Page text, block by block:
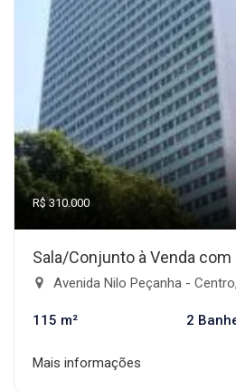
R$ 310.000
Sala/Conjunto à Venda com
Avenida Nilo Peçanha -
115 m² 2
Mais informações